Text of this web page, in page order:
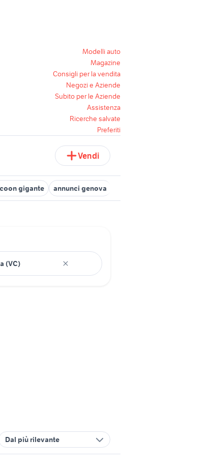
Modelli auto
Magazine
Consigli per la vendita
Negozi e Aziende
Subito per le Aziende
Assistenza
Ricerche salvate
Preferiti
Vendi
gigante annunci genova
Dal più rilevante